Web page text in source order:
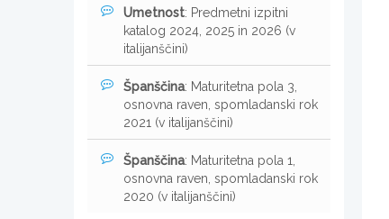
Umetnost: Predmetni izpitni
katalog 2024, 2025 in 2026 (v
italijanščini)
Španščina: Maturitetna pola 3,
osnovna raven, spomladanski rok
2021 (v italijanščini)
Španščina: Maturitetna pola 1,
osnovna raven, spomladanski rok
2020 (v italijanščini)